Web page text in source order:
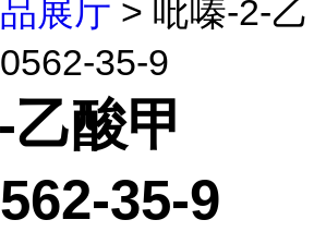
展厅 > 吡嗪-2-乙
35-9
酸甲
35-9